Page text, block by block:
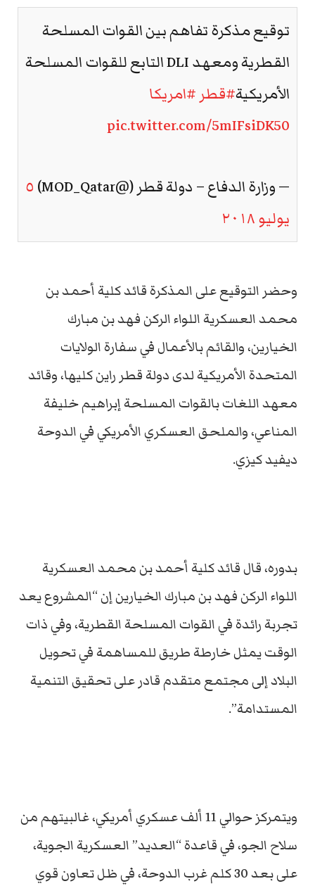
توقيع مذكرة تفاهم بين القوات المسلحة
القطرية ومعهد DLI التابع للقوات المسلحة
الأمريكية#قطر #امريكا
pic.twitter.com/5mIFsiDK50
— وزارة الدفاع – دولة قطر (@MOD_Qatar)
٥
يوليو ٢٠١٨
وحضر التوقيع على المذكرة قائد كلية أحمد بن
محمد العسكرية اللواء الركن فهد بن مبارك
الخيارين، والقائم بالأعمال في سفارة الولايات
المتحدة الأمريكية لدى دولة قطر راين كليها، وقائد
معهد اللغات بالقوات المسلحة إبراهيم خليفة
المناعي، والملحق العسكري الأمريكي في الدوحة
ديفيد كيزي.
بدوره، قال قائد كلية أحمد بن محمد العسكرية
اللواء الركن فهد بن مبارك الخيارين إن “المشروع يعد
تجربة رائدة في القوات المسلحة القطرية، وفي ذات
الوقت يمثل خارطة طريق للمساهمة في تحويل
البلاد إلى مجتمع متقدم قادر على تحقيق التنمية
المستدامة”.
ويتمركز حوالي 11 ألف عسكري أمريكي، غالبيتهم من
سلاح الجو، في قاعدة “العديد” العسكرية الجوية،
على بعد 30 كلم غرب الدوحة، في ظل تعاون قوي